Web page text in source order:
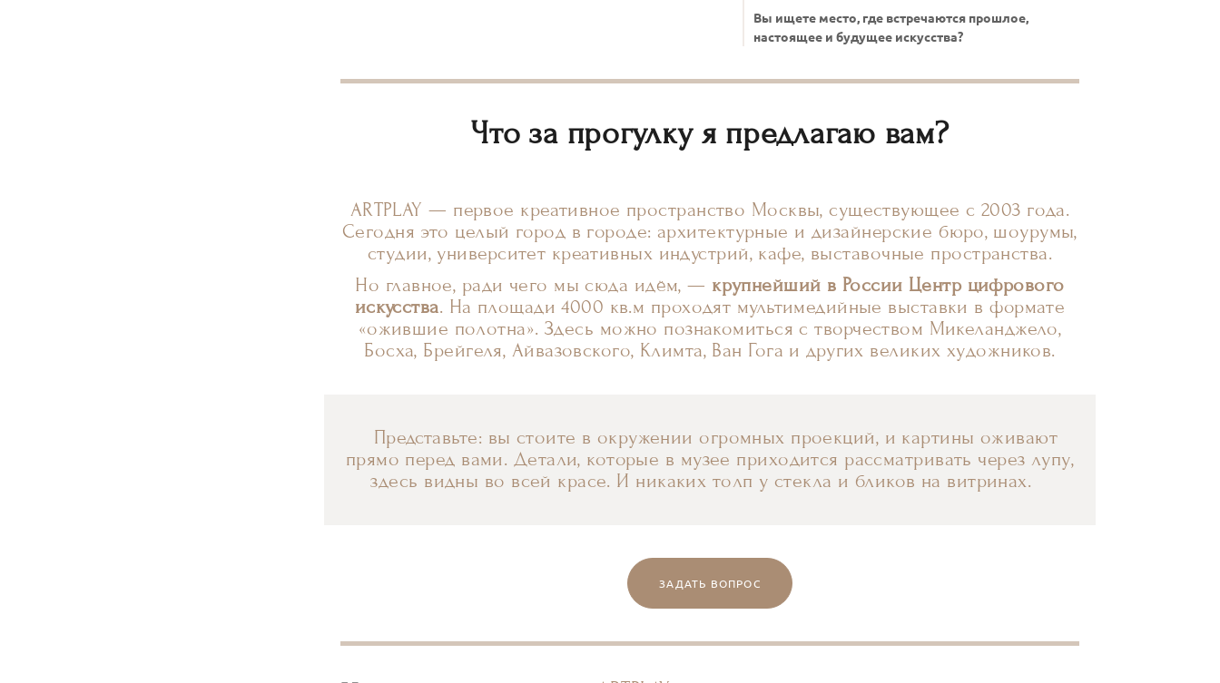
Вы ищете место, где встречаются прошлое,
настоящее и будущее искусства?
Что за прогулку я предлагаю вам?
ARTPLAY — первое креативное пространство Москвы, существующее с 2003 года.
Сегодня это целый город в городе: архитектурные и дизайнерские бюро, шоурумы,
студии, университет креативных индустрий, кафе, выставочные пространства.
Но главное, ради чего мы сюда идём, — крупнейший в России Центр цифрового
искусства. На площади 4000 кв.м проходят мультимедийные выставки в формате
«ожившие полотна». Здесь можно познакомиться с творчеством Микеланджело,
Босха, Брейгеля, Айвазовского, Климта, Ван Гога и других великих художников.
Представьте: вы стоите в окружении огромных проекций, и картины оживают
прямо перед вами. Детали, которые в музее приходится рассматривать через лупу,
здесь видны во всей красе. И никаких толп у стекла и бликов на витринах.
ЗАДАТЬ ВОПРОС